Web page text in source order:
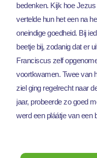
bedenken. Kijk hoe
vertelde hun het een na
oneindige goedheid. Bij
beetje bij, zodanig dat er
Franciscus zelf
voortkwamen. Twee van
ziel ging regelrecht naar
jaar, probeerde zo goed
werd een pláátje van een